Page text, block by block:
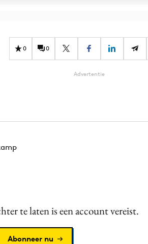
0 0
Advertentie
te laten is een account vereist.
Abonneer nu